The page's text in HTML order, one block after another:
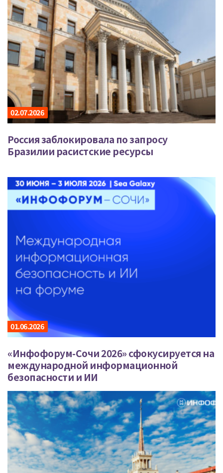
02.07.2026
Россия заблокировала по запросу
Бразилии расистские ресурсы
01.06.2026
«Инфофорум-Сочи 2026» сфокусируется на
международной информационной
безопасности и ИИ